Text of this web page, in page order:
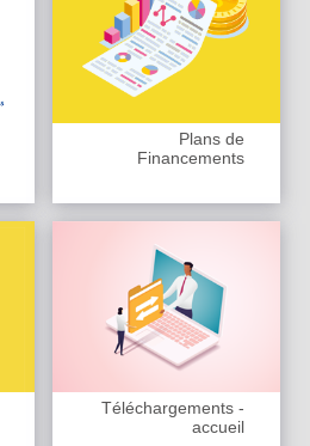
Plans de
Financements
Téléchargements -
accueil